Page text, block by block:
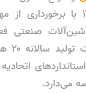
که از سال ۱۳۷۷ با
صنعتی